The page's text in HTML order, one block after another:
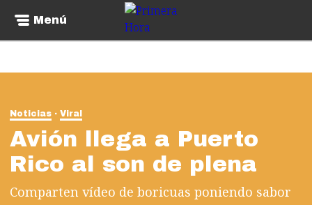
Menú
Noticias Viral
Avión llega a Puerto
Rico al son de plena
Comparten vídeo de boricuas poniendo sabor